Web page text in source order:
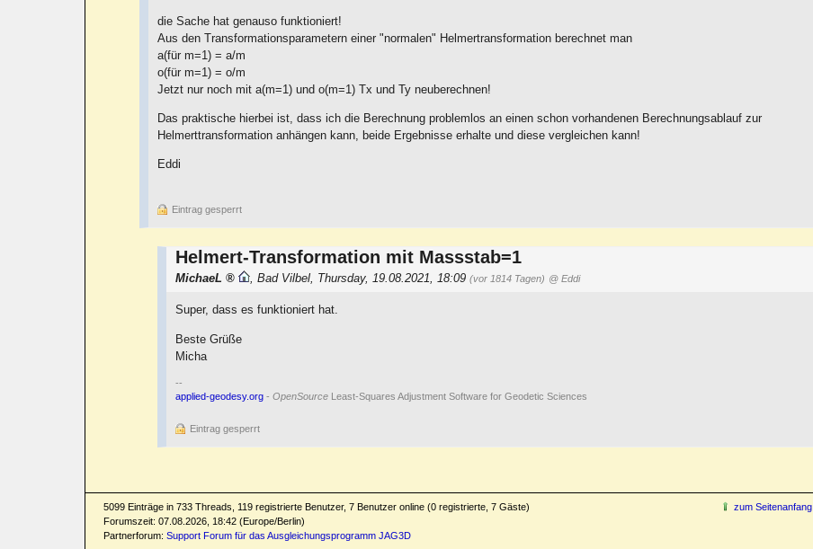
die Sache hat genauso funktioniert!
Aus den Transformationsparametern einer "normalen" Helmertransformation berechnet man
a(für m=1) = a/m
o(für m=1) = o/m
Jetzt nur noch mit a(m=1) und o(m=1) Tx und Ty neuberechnen!
Das praktische hierbei ist, dass ich die Berechnung problemlos an einen schon vorhandenen Berechnungsablauf zur
Helmerttransformation anhängen kann, beide Ergebnisse erhalte und diese vergleichen kann!
Eddi
Eintrag gesperrt
Helmert-Transformation mit Massstab=1
MichaeL ,Bad Vilbel, Thursday, 19.08.2021, 18:09(vor 1814 Tagen) @ Eddi
Super, dass es funktioniert hat.
Beste Grüße
Micha
--
applied-geodesy.org -OpenSource Least-Squares Adjustment Software for Geodetic Sciences
Eintrag gesperrt
5099 Einträge in 733 Threads, 119 registrierte Benutzer, 7 Benutzer online (0 registrierte, 7 Gäste)
Forumszeit: 07.08.2026, 18:42 (Europe/Berlin)
Partnerforum:Support Forum für das Ausgleichungsprogramm JAG3D
zum Seitenanfang